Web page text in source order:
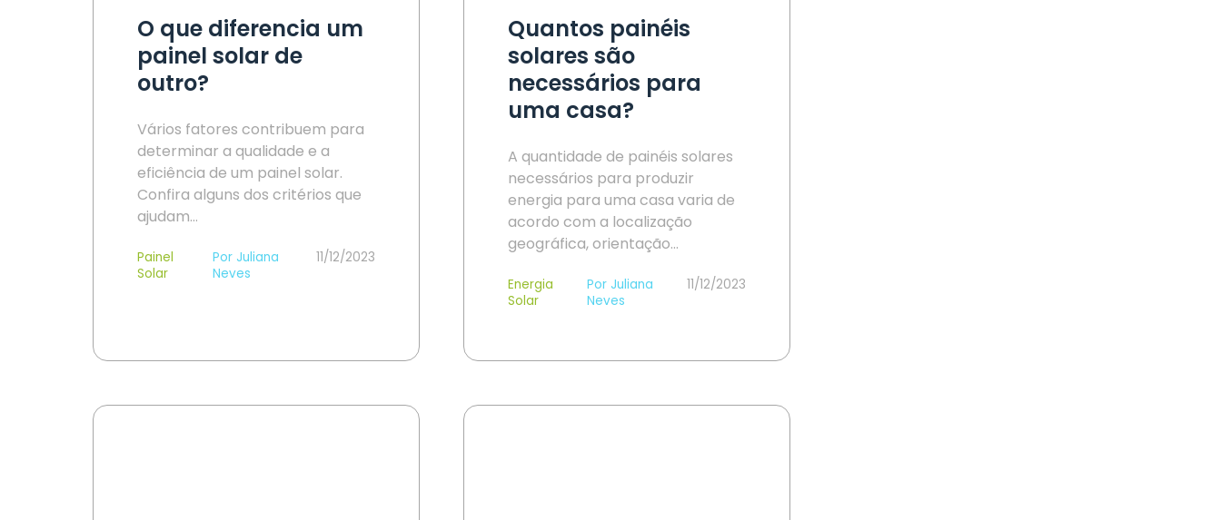
O que diferencia um
painel solar de
outro?
Vários fatores contribuem para
determinar a qualidade e a
eficiência de um painel solar.
Confira alguns dos critérios que
ajudam…
Painel
Solar
Por Juliana
Neves
11/12/2023
Quantos painéis
solares são
necessários para
uma casa?
A quantidade de painéis solares
necessários para produzir
energia para uma casa varia de
acordo com a localização
geográfica, orientação…
Energia
Solar
Por Juliana
Neves
11/12/2023